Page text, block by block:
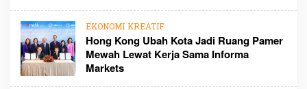
EKONOMI KREATIF
Hong Kong Ubah Kota Jadi Ruang Pamer
Mewah Lewat Kerja Sama Informa
Markets